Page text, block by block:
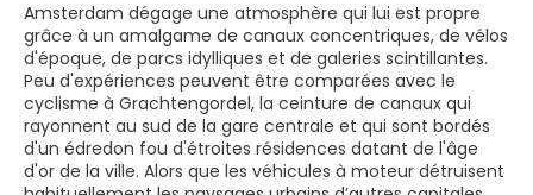
Amsterdam dégage une atmosphère qui lui est propre
grâce à un amalgame de canaux concentriques, de vélos
d'époque, de parcs idylliques et de galeries scintillantes.
Peu d'expériences peuvent être comparées avec le
cyclisme à Grachtengordel, la ceinture de canaux qui
rayonnent au sud de la gare centrale et qui sont bordés
d'un édredon fou d'étroites résidences datant de l'âge
d'or de la ville. Alors que les véhicules à moteur détruisent